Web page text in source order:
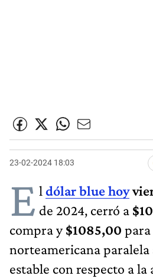
23-02-2024 18:03
E l dólar blue hoy
de 2024, cerró a
compra y$1085,00
norteamericana paralela
estable con respecto a